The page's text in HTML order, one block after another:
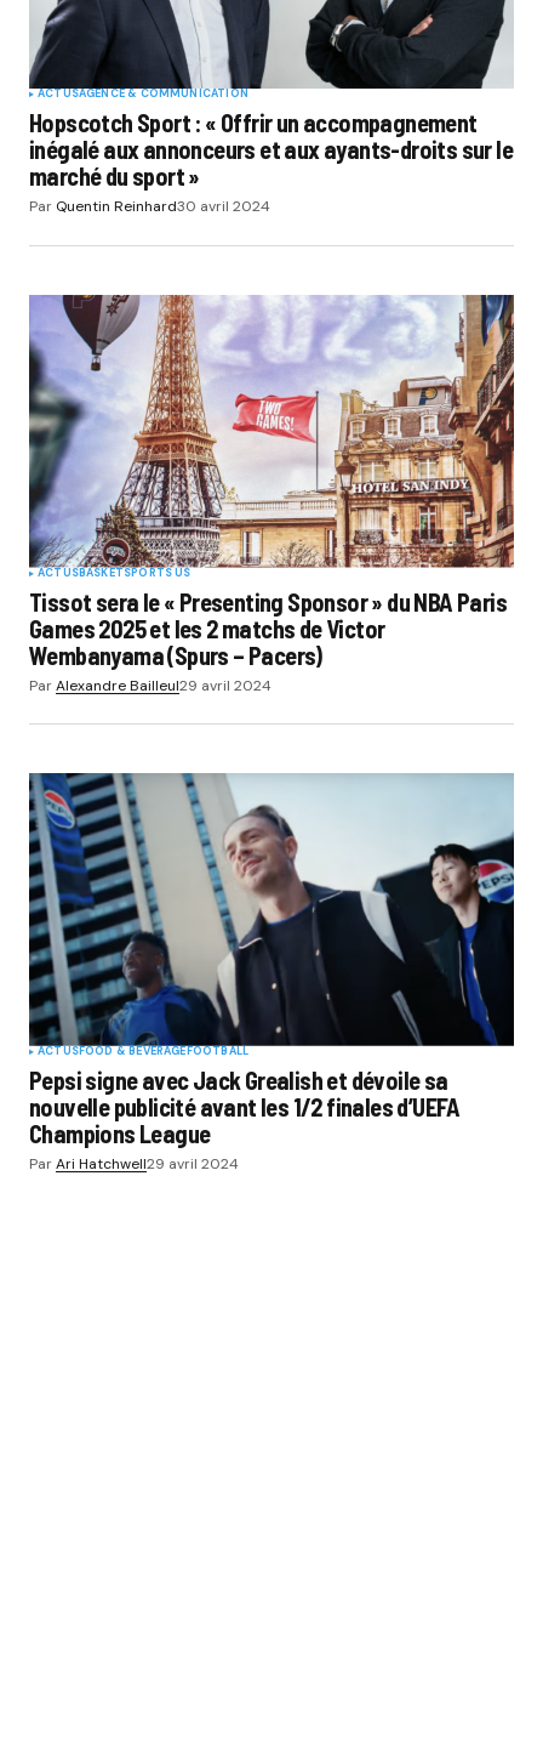
ACTUSAGENCE & COMMUNICATION
Hopscotch Sport : « Offrir un accompagnement
inégalé aux annonceurs et aux ayants-droits sur le
marché du sport »
Par Quentin Reinhard30 avril 2024
ACTUSBASKETSPORTS US
Tissot sera le « Presenting Sponsor » du NBA Paris
Games 2025 et les 2 matchs de Victor
Wembanyama (Spurs – Pacers)
ParAlexandre Bailleul29 avril 2024
ACTUSFOOD & BEVERAGEFOOTBALL
Pepsi signe avec Jack Grealish et dévoile sa
nouvelle publicité avant les 1/2 finales d’UEFA
Champions League
ParAri Hatchwell29 avril 2024